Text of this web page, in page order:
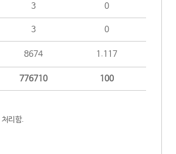
3 0
3 0
8674 1.117
776710 100
처리함.